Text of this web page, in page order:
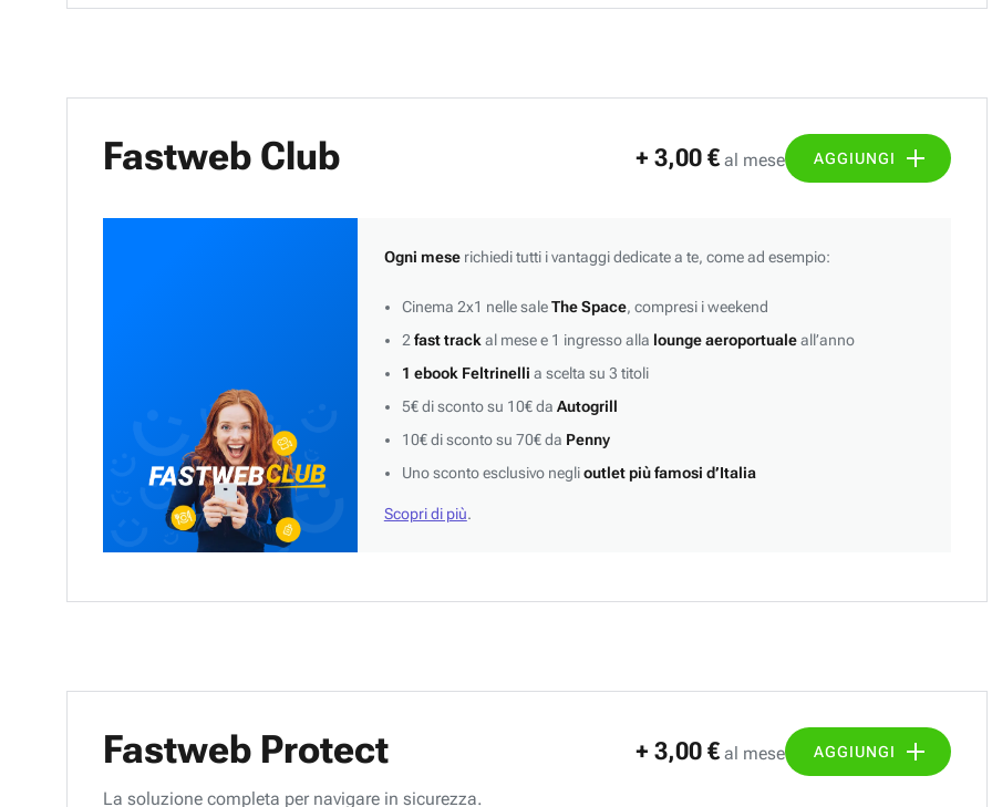
Fastweb Club + 3,00 € al mese AGGIUNGI
Ogni meserichiedi tutti i vantaggi dedicate a te, come ad esempio:
Cinema 2x1 nelle saleThe Space, compresi i weekend
2 fast track al mese e 1 ingresso alla lounge aeroportualeall’anno
1 ebook Feltrinelli a scelta su 3 titoli
5€ di sconto su 10€ da Autogrill
10€ di sconto su 70€ da Penny
Uno sconto esclusivo neglioutlet più famosi d’Italia
Scopri di più.
Fastweb Protect + 3,00 € al mese AGGIUNGI
La soluzione completa per navigare in sicurezza.